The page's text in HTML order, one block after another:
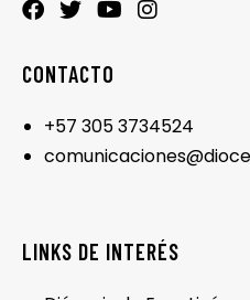
CONTACTO
+57 305 3734524
LINKS DE INTERÉS